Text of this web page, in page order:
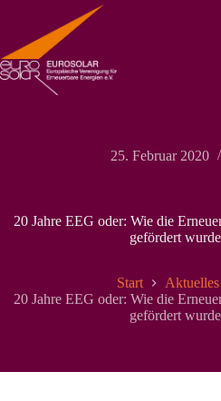
springen
25. Februar 2020
20 Jahre EEG oder: Wie die
gefördert
Start
Aktuelles
20 Jahre EEG oder: Wie die
gefördert